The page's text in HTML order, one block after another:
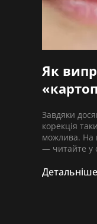
Як
Завдяки
корекція
можлива. На
— читайте у
Детальніше